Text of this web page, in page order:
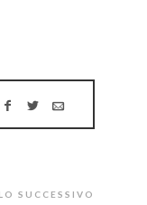
SUCCESSIVO